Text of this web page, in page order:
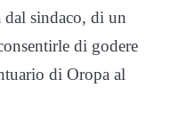
dal sindaco, di un
di godere
di Oropa al